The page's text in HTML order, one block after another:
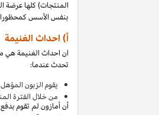
بنفس الأسس
أ) احداث الغنيمة
ان احداث الغنيمة هي
تحدث عندما:
يقوم الزبون
منخلال الفترة
أن أمازون لم تقوم